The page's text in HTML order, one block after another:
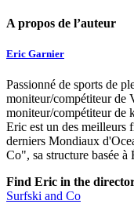
A propos de l’auteur
Eric Garnier
Passionné de sports de
moniteur/compétiteur de
moniteur/compétiteur de
Eric est un des meilleurs
derniers Mondiaux
Co", sa structure basée
Find Eric in the
Surfski and Co